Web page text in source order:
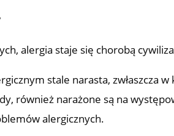
alergia staje się chorobą
stale narasta, zwłaszcza
również narażone są na
alergicznych.